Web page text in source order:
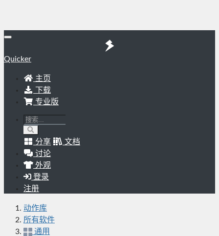
Quicker
主页
下载
专业版
分享
文档
讨论
外观
登录
注册
动作库
所有软件
通用